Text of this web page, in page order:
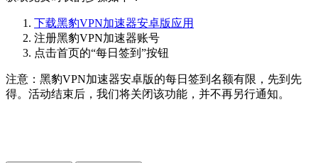
下载黑豹VPN加速器安卓版应用
注册黑豹VPN加速器账号
点击首页的“每日签到”按钮
注意：黑豹VPN加速器安卓版的每日签到名额有限，先到先
得。活动结束后，我们将关闭该功能，并不再另行通知。